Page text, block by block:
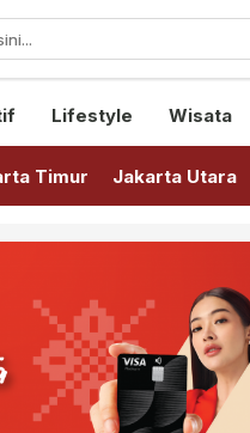
Lifestyle Wisata
Timur Jakarta Utara